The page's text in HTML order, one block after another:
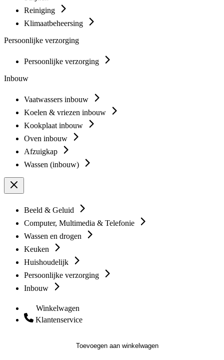
Reiniging
Klimaatbeheersing
Persoonlijke verzorging
Persoonlijke verzorging
Inbouw
Vaatwassers inbouw
Koelen & vriezen inbouw
Kookplaat inbouw
Oven inbouw
Afzuigkap
Wassen (inbouw)
Beeld & Geluid
Computer, Multimedia & Telefonie
Wassen en drogen
Keuken
Huishoudelijk
Persoonlijke verzorging
Inbouw
Winkelwagen
Klantenservice
Toevoegen aan winkelwagen